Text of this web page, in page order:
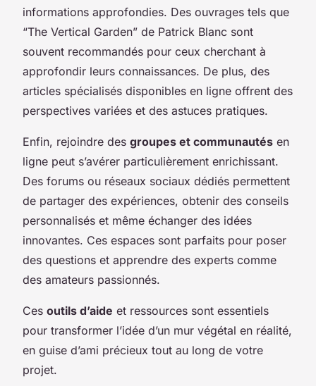
informations approfondies. Des ouvrages tels que
“The Vertical Garden” de Patrick Blanc sont
souvent recommandés pour ceux cherchant à
approfondir leurs connaissances. De plus, des
articles spécialisés disponibles en ligne offrent des
perspectives variées et des astuces pratiques.
Enfin, rejoindre des groupes et communautés en
ligne peut s’avérer particulièrement enrichissant.
Des forums ou réseaux sociaux dédiés permettent
de partager des expériences, obtenir des conseils
personnalisés et même échanger des idées
innovantes. Ces espaces sont parfaits pour poser
des questions et apprendre des experts comme
des amateurs passionnés.
Ces outils d’aide et ressources sont essentiels
pour transformer l’idée d’un mur végétal en réalité,
en guise d’ami précieux tout au long de votre
projet.